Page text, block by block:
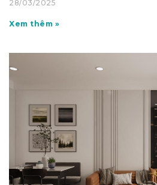
28/03/2025
Xem thêm »